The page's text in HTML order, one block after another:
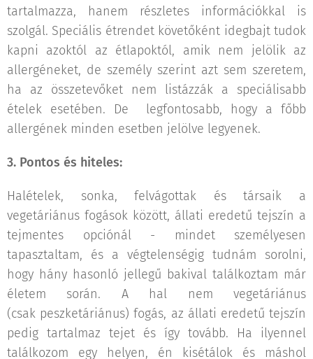
tartalmazza, hanem részletes információkkal is
szolgál. Speciális étrendet követőként idegbajt tudok
kapni azoktól az étlapoktól, amik nem jelölik az
allergéneket, de személy szerint azt sem szeretem,
ha az összetevőket nem listázzák a speciálisabb
ételek esetében. De legfontosabb, hogy a főbb
allergének minden esetben jelölve legyenek.
3. Pontos és hiteles:
Halételek, sonka, felvágottak és társaik a
vegetáriánus fogások között, állati eredetű tejszín a
tejmentes opciónál - mindet személyesen
tapasztaltam, és a végtelenségig tudnám sorolni,
hogy hány hasonló jellegű bakival találkoztam már
életem során. A hal nem vegetáriánus
(csak peszketáriánus) fogás, az állati eredetű tejszín
pedig tartalmaz tejet és így tovább. Ha ilyennel
találkozom egy helyen, én kisétálok és máshol